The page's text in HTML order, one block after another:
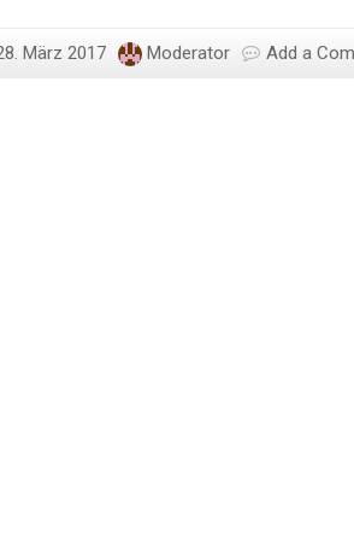
März 2017 Moderator Add a